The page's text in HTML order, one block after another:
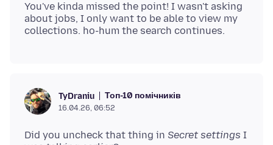
You've kinda missed the point! I wasn't asking
about jobs, I only want to be able to view my
TyDraniu Топ-10 помічників
16.04.26, 06:52
Did you uncheck that thing in Secret settings I